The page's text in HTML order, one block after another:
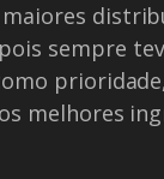
maiores
sempre
melhores